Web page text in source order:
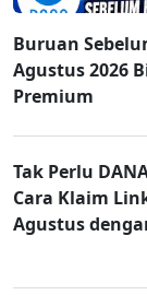
Buruan
Agustus 2026
Premium
Tak Perlu
Cara Klaim
Agustus